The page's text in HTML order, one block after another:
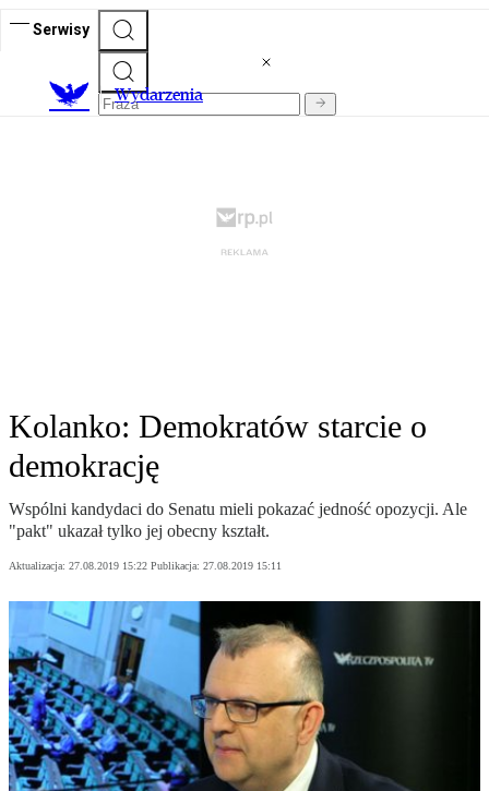
Serwisy
Wydarzenia
Kolanko: Demokratów starcie o
demokrację
Wspólni kandydaci do Senatu mieli pokazać jedność opozycji. Ale
"pakt" ukazał tylko jej obecny kształt.
Aktualizacja: 27.08.2019 15:22 Publikacja: 27.08.2019 15:11